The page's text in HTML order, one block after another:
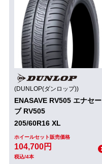
(DUNLOP(ダンロップ))
ENASAVE RV505 エナセー
ブ RV505
205/60R16 XL
ホイールセット販売価格
104,700円
税込/4本